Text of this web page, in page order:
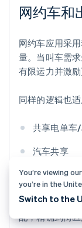
网约车和
网约车应用采
量。当叫车需
有限运力并激励
同样的逻辑也适
共享电单车
汽车共享
送货服务（
动态定价是一
配，精确到街
You’re viewing
you’re in the
Switch to the